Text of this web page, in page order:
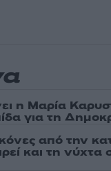
η Μαρία
για τη
από την
και τη νύχτα